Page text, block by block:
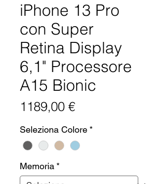
iPhone 13 Pro
con Super
Retina Display
6,1" Processore
A15 Bionic
1189,00 €Prezzo
Seleziona Colore *
Memoria *